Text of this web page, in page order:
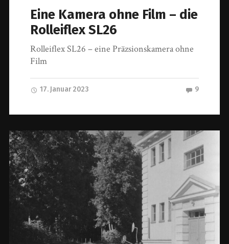
Eine Kamera ohne Film – die
Rolleiflex SL26
Rolleiflex SL26 – eine Präzsionskamera ohne
Film
17. Januar 2023 9